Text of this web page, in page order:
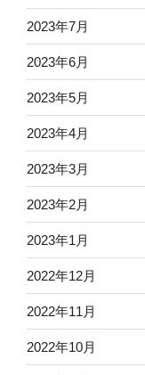
2023年7月
2023年6月
2023年5月
2023年4月
2023年3月
2023年2月
2023年1月
2022年12月
2022年11月
2022年10月